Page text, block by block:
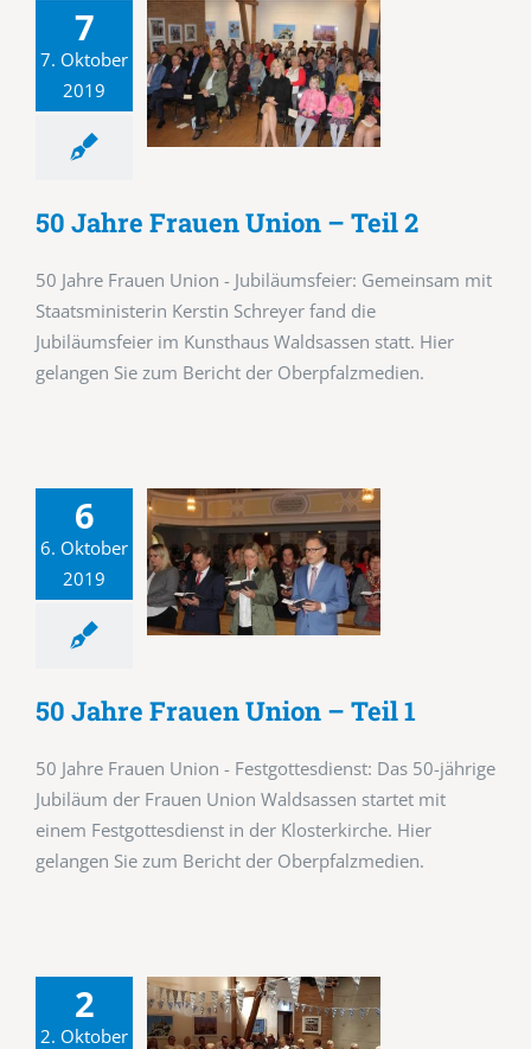
7
7. Oktober
2019
50 Jahre Frauen Union – Teil 2
50 Jahre Frauen Union - Jubiläumsfeier: Gemeinsam mit
Staatsministerin Kerstin Schreyer fand die
Jubiläumsfeier im Kunsthaus Waldsassen statt. Hier
gelangen Sie zum Bericht der Oberpfalzmedien.
6
6. Oktober
2019
50 Jahre Frauen Union – Teil 1
50 Jahre Frauen Union - Festgottesdienst: Das 50-jährige
Jubiläum der Frauen Union Waldsassen startet mit
einem Festgottesdienst in der Klosterkirche. Hier
gelangen Sie zum Bericht der Oberpfalzmedien.
2
2. Oktober